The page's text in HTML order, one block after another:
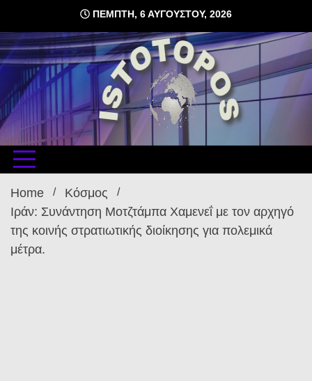
content
ΠΈΜΠΤΗ, 6 ΑΥΓΟΎΣΤΟΥ, 2026
δωρεάν φιλοξενία ιστοσελίδων , ειδήσεις
Home
Κόσμος
Ιράν: Συνάντηση Μοτζτάμπα Χαμενεΐ με τον αρχηγό
της κοινής στρατιωτικής διοίκησης για πολεμικά
μέτρα.